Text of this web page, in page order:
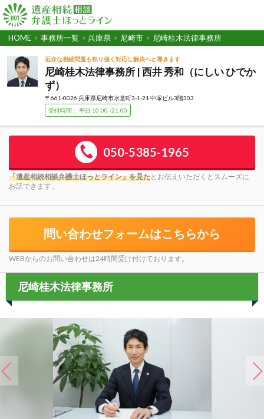
HOME > 事務所一覧 > 兵庫県 > 尼崎市 > 尼崎桂木法律事務所
厄介な相続問題も粘り強く対応し解決へと導きます
尼崎桂木法律事務所 | 西井 秀和（にしい ひでか
ず）
〒661-0026 兵庫県尼崎市水堂町3-1-21 中塚ビル3階303
受付時間： 平日 10:00~21:00
050-5385-1965
「遺産相続相談弁護士ほっとライン」を見たとお伝えいただくとスムーズに
お話できます。
問い合わせフォームはこちらから
WEBからのお問い合わせは24時間受け付けております。
尼崎桂木法律事務所